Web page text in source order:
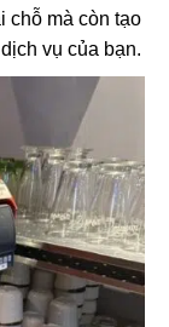
chỗ mà còn tạo
vụ của bạn.